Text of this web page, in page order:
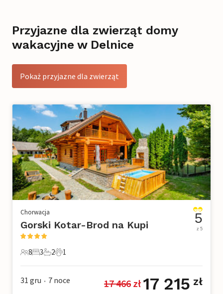
Przyjazne dla zwierząt domy
wakacyjne w Delnice
Pokaż przyjazne dla zwierząt
Chorwacja
Gorski Kotar-Brod na Kupi
8 Goście
8
3 Sypialnie
3
2 Łazienki
2
1 Zwierzę domowe
1
5
z 5
31 gru • 7 noce 17 466 zł 17 215 zł